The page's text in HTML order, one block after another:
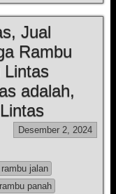
Jual
Rambu
Lintas
adalah,
Desember 2, 2024
jalan
panah